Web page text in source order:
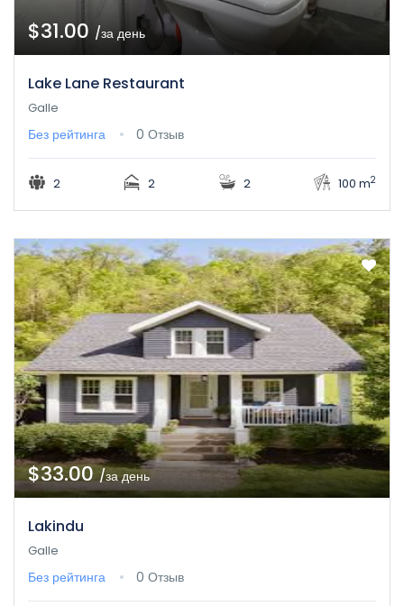
$31.00 /за день
Lake Lane Restaurant
Galle
Без рейтинга 0 Отзыв
2 2 2 100 m2
$33.00/за день
Lakindu
Galle
Без рейтинга 0 Отзыв